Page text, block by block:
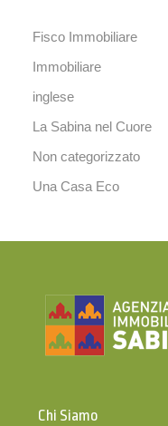
Fisco Immobiliare
Immobiliare
inglese
La Sabina nel Cuore
Non categorizzato
Una Casa Eco
Chi Siamo